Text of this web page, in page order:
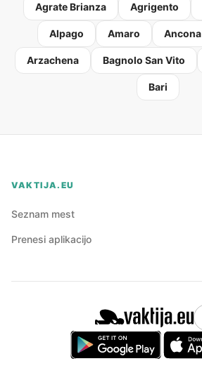
Agrate Brianza Agrigento
Alpago Amaro Ancona
Arzachena Bagnolo San Vito
Bari
VAKTIJA.EU
Seznam mest
Prenesi aplikacijo